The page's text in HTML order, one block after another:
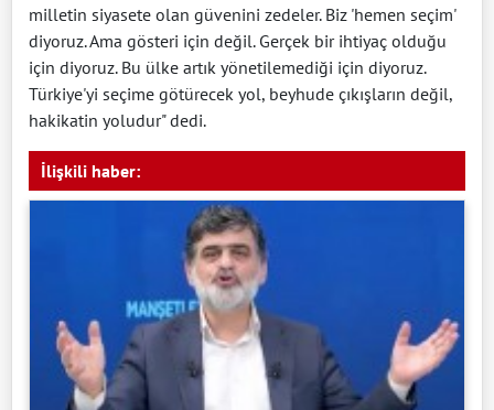
milletin siyasete olan güvenini zedeler. Biz 'hemen seçim'
diyoruz. Ama gösteri için değil. Gerçek bir ihtiyaç olduğu
için diyoruz. Bu ülke artık yönetilemediği için diyoruz.
Türkiye'yi seçime götürecek yol, beyhude çıkışların değil,
hakikatin yoludur" dedi.
İlişkili haber: